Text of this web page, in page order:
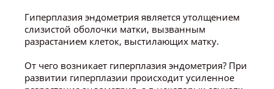
Гиперплазия эндометрия является утолщением
слизистой оболочки матки, вызванным
разрастанием клеток, выстилающих матку.
От чего возникает гиперплазия эндометрия? При
развитии гиперплазии происходит усиленное